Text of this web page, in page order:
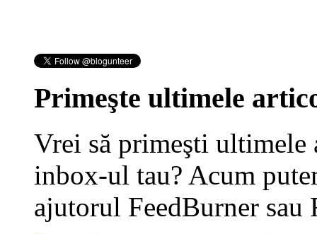
Primeşte ultimele
Vrei să primeşti
inbox-ul tau? Acum
ajutorul FeedBurner sau